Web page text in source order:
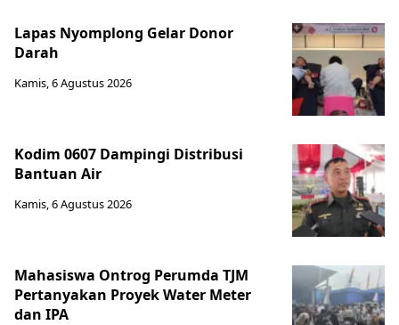
Lapas Nyomplong Gelar Donor
Darah
Kamis, 6 Agustus 2026
Kodim 0607 Dampingi Distribusi
Bantuan Air
Kamis, 6 Agustus 2026
Mahasiswa Ontrog Perumda TJM
Pertanyakan Proyek Water Meter
dan IPA